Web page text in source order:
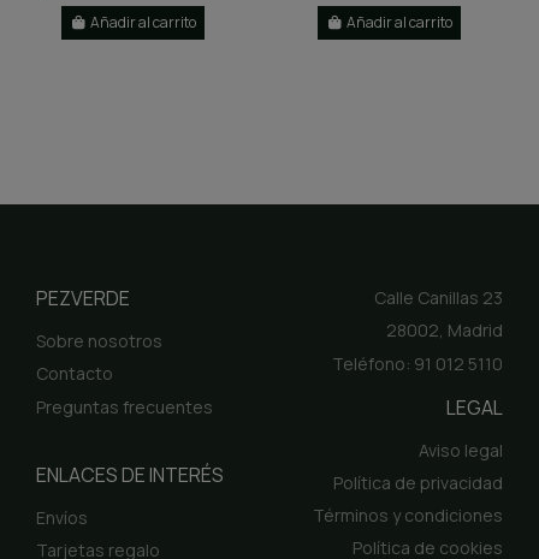
Añadir al carrito Añadir al carrito
PEZVERDE
Sobre nosotros
Contacto
Preguntas frecuentes
ENLACES DE INTERÉS
Envíos
Tarjetas regalo
Calle Canillas 23
28002, Madrid
Teléfono: 91 012 5110
LEGAL
Aviso legal
Política de privacidad
Términos y condiciones
Política de cookies